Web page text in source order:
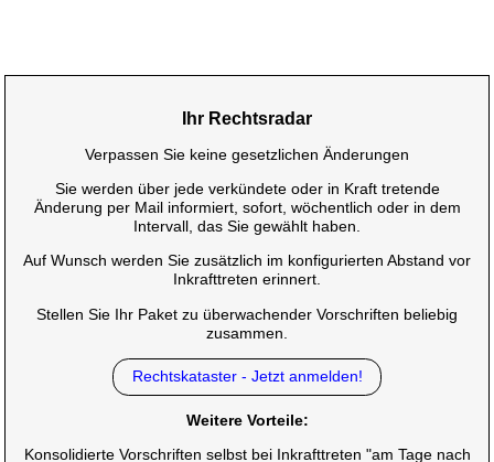
Ihr Rechtsradar
Verpassen Sie keine gesetzlichen Änderungen
Sie werden über jede verkündete oder in Kraft tretende
Änderung per Mail informiert, sofort, wöchentlich oder in dem
Intervall, das Sie gewählt haben.
Auf Wunsch werden Sie zusätzlich im konfigurierten Abstand vor
Inkrafttreten erinnert.
Stellen Sie Ihr Paket zu überwachender Vorschriften beliebig
zusammen.
Rechtskataster - Jetzt anmelden!
Weitere Vorteile:
Konsolidierte Vorschriften selbst bei Inkrafttreten "am Tage nach